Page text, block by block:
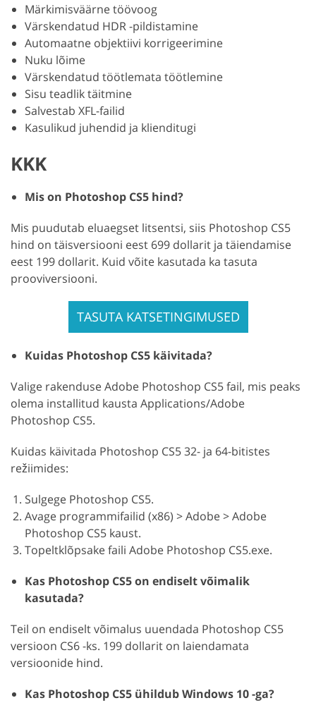
Märkimisväärne töövoog
Värskendatud HDR -pildistamine
Automaatne objektiivi korrigeerimine
Nuku lõime
Värskendatud töötlemata töötlemine
Sisu teadlik täitmine
Salvestab XFL-failid
Kasulikud juhendid ja klienditugi
KKK
Mis on Photoshop CS5 hind?
Mis puudutab eluaegset litsentsi, siis Photoshop CS5
hind on täisversiooni eest 699 dollarit ja täiendamise
eest 199 dollarit. Kuid võite kasutada ka tasuta
prooviversiooni.
TASUTA KATSETINGIMUSED
Kuidas Photoshop CS5 käivitada?
Valige rakenduse Adobe Photoshop CS5 fail, mis peaks
olema installitud kausta Applications/Adobe
Photoshop CS5.
Kuidas käivitada Photoshop CS5 32- ja 64-bitistes
režiimides:
Sulgege Photoshop CS5.
Avage programmifailid (x86) > Adobe > Adobe
Photoshop CS5 kaust.
Topeltklõpsake faili Adobe Photoshop CS5.exe.
Kas Photoshop CS5 on endiselt võimalik
kasutada?
Teil on endiselt võimalus uuendada Photoshop CS5
versioon CS6 -ks. 199 dollarit on laiendamata
versioonide hind.
Kas Photoshop CS5 ühildub Windows 10 -ga?